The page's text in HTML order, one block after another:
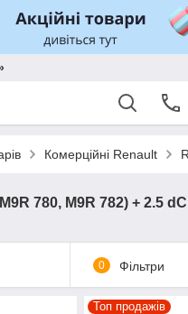
Комерційні Renault
780, M9R 782) + 2.5
0 Фільтри
Топ продажів